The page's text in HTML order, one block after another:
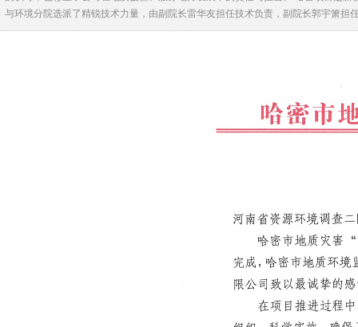
与环境分院选派了精锐技术力量，由副院长雷华友担任技术负责，副院长郭宇箫担